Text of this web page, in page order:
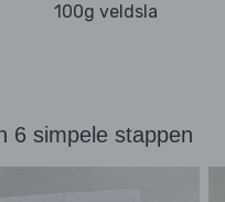
100g veldsla
6 simpele stappen